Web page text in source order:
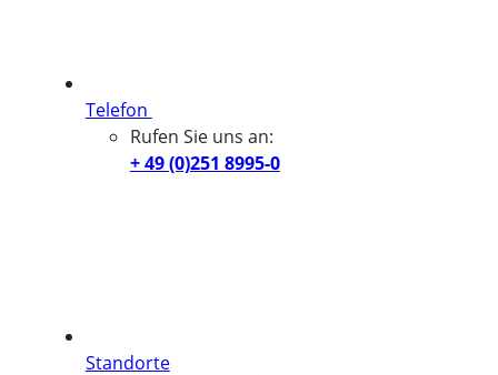
Telefon
Rufen Sie uns an:
+ 49 (0)251 8995-0
Standorte